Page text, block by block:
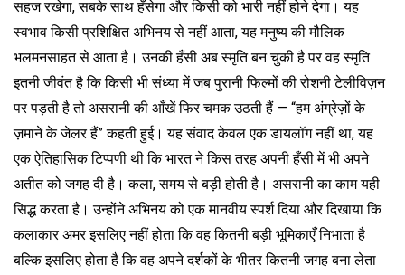
सहज रखेगा, सबके साथ हँसेगा और किसी को भारी नहीं होने देगा। यह
स्वभाव किसी प्रशिक्षित अभिनय से नहीं आता, यह मनुष्य की मौलिक
भलमनसाहत से आता है। उनकी हँसी अब स्मृति बन चुकी है पर वह स्मृति
इतनी जीवंत है कि किसी भी संध्या में जब पुरानी फिल्मों की रोशनी टेलीविज़न
पर पड़ती है तो असरानी की आँखें फिर चमक उठती हैं — “हम अंग्रेज़ों के
ज़माने के जेलर हैं” कहती हुई। यह संवाद केवल एक डायलॉग नहीं था, यह
एक ऐतिहासिक टिप्पणी थी कि भारत ने किस तरह अपनी हँसी में भी अपने
अतीत को जगह दी है। कला, समय से बड़ी होती है। असरानी का काम यही
सिद्ध करता है। उन्होंने अभिनय को एक मानवीय स्पर्श दिया और दिखाया कि
कलाकार अमर इसलिए नहीं होता कि वह कितनी बड़ी भूमिकाएँ निभाता है
बल्कि इसलिए होता है कि वह अपने दर्शकों के भीतर कितनी जगह बना लेता